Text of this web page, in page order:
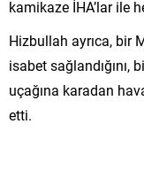
kamikaze İHA’lar ile
Hizbullah ayrıca, bir
isabet sağlandığını,
uçağına karadan
etti.